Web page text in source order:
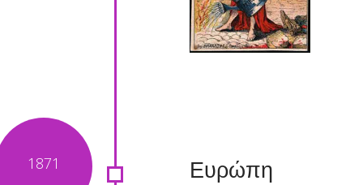
Ευρώπη